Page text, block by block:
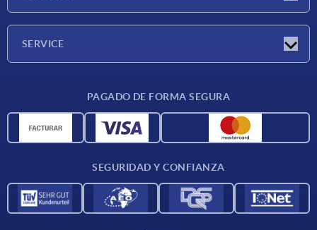
SERVICE
Materiales
PAGADO DE FORMA SEGURA
SEGURIDAD Y CONFIANZA